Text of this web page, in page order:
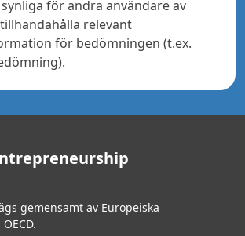
för andra användare av
relevant
för bedömningen (t.ex.
gemensamt av Europeiska